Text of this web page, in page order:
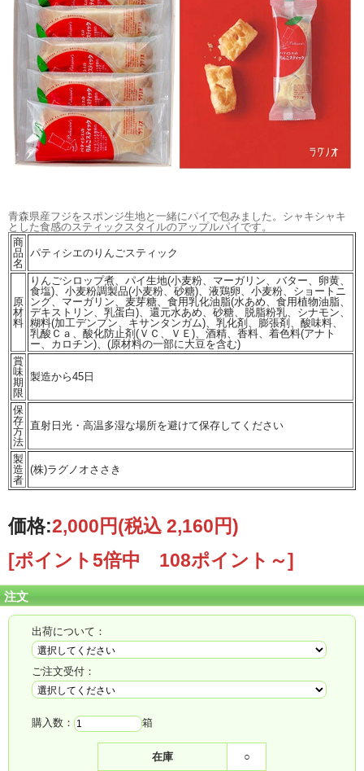
青森県産フジをスポンジ生地と一緒にパイで包みました。シャキシャキ
とした食感のスティックスタイルのアップルパイです。
商
品
名
パティシエのりんごスティック
原
材
料
りんごシロップ煮、パイ生地(小麦粉、マーガリン、バター、卵黄、
食塩)、小麦粉調製品(小麦粉、砂糖)、液鶏卵、小麦粉、ショートニ
ング、マーガリン、麦芽糖、食用乳化油脂(水あめ、食用植物油脂、
デキストリン、乳蛋白)、還元水あめ、砂糖、脱脂粉乳、シナモン、
糊料(加工デンプン、キサンタンガム)、乳化剤、膨張剤、酸味料、
乳酸Ｃａ、酸化防止剤(ＶＣ、ＶＥ)、酒精、香料、着色料(アナト
ー、カロチン)、(原材料の一部に大豆を含む)
賞
味
期
限
製造から45日
保
存
方
法
直射日光・高温多湿な場所を避けて保存してください
製
造
者
(株)ラグノオささき
価格:2,000円(税込 2,160円)
[ポイント5倍中 108ポイント～]
注文
出荷について：
ご注文受付：
購入数： 箱
在庫 ○